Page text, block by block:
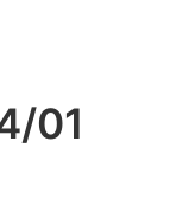
01